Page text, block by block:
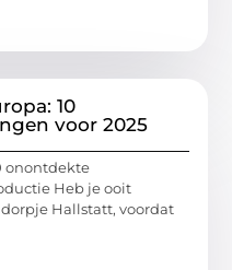
10
voor 2025
onontdekte
Heb je ooit
Hallstatt, voordat